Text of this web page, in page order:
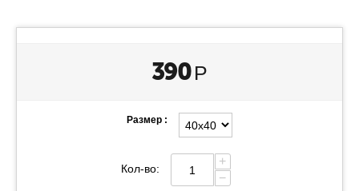
390 Р
Размер :
Кол-во:
+
−